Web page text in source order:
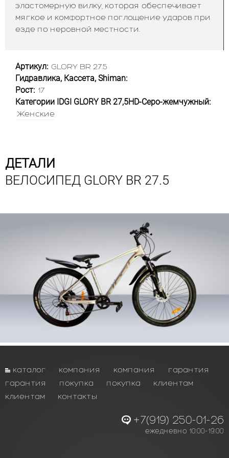
эластомерную вилку, которая обеспечивает
мягкое и комфортное поглощение ударов при
езде по неровной местности.
Артикул: GLORY BR 27.5
Гидравлика, Кассета, Shiman:
Рост: 17
Категории IDGI GLORY BR 27,5HD-Серо-жемчужный:
Женские
ДЕТАЛИ
ВЕЛОСИПЕД GLORY BR 27.5
каталог компания компания
гарантия
гарантия
покупка покупка
клиентам
клиентам
контакты
+7(919) 250-01-26
ежедневно 10:00-19:00